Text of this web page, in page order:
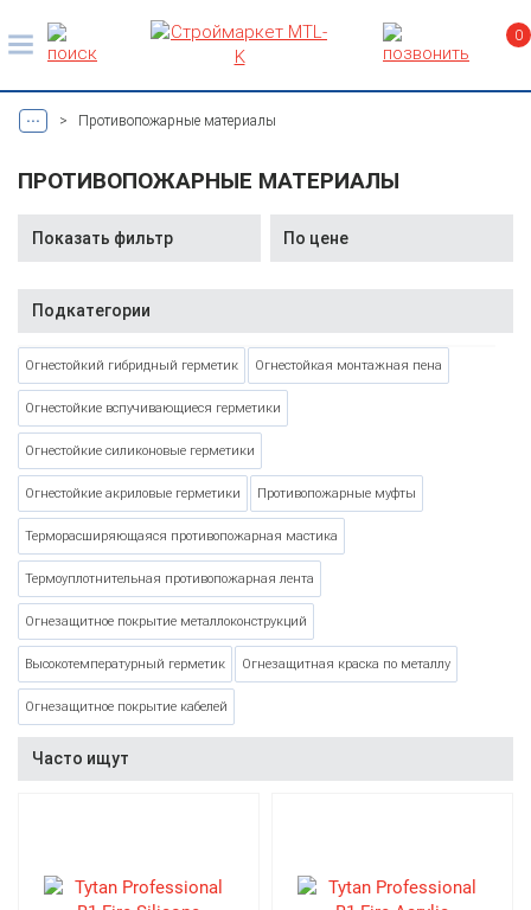
0
... > Противопожарные материалы
ПРОТИВОПОЖАРНЫЕ МАТЕРИАЛЫ
Показать фильтр
Подкатегории
Огнестойкий гибридный герметик Огнестойкая монтажная пена
Огнестойкие вспучивающиеся герметики
Огнестойкие силиконовые герметики
Огнестойкие акриловые герметики Противопожарные муфты
Терморасширяющаяся противопожарная мастика
Термоуплотнительная противопожарная лента
Огнезащитное покрытие металлоконструкций
Высокотемпературный герметик Огнезащитная краска по металлу
Огнезащитное покрытие кабелей
Часто ищут